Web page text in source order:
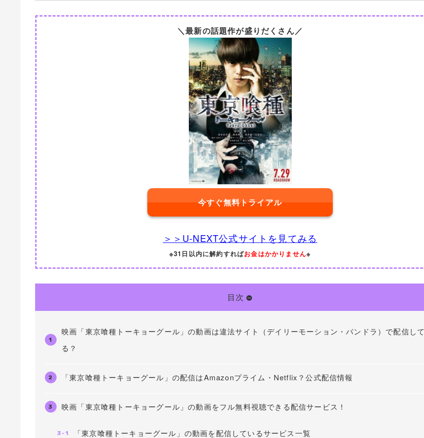
＼最新の話題作が盛りだくさん／
今すぐ無料トライアル
＞＞U-NEXT公式サイトを見てみる
※31日以内に解約すればお金はかかりません※
目次
1
映画「東京喰種トーキョーグール」の動画は違法サイト（デイリーモーション・パンドラ）で配信して
る？
2 「東京喰種トーキョーグール」の配信はAmazonプライム・Netflix？公式配信情報
3 映画「東京喰種トーキョーグール」の動画をフル無料視聴できる配信サービス！
3-1 「東京喰種トーキョーグール」の動画を配信しているサービス一覧